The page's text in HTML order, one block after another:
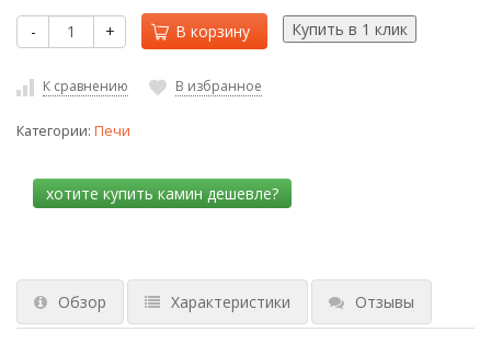
- + В корзину
К сравнению В избранное
Категории: Печи
Обзор Характеристики Отзывы